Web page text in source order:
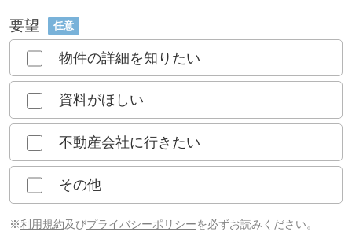
要望 任意
物件の詳細を知りたい
資料がほしい
不動産会社に行きたい
その他
※利用規約及びプライバシーポリシーを必ずお読みください。